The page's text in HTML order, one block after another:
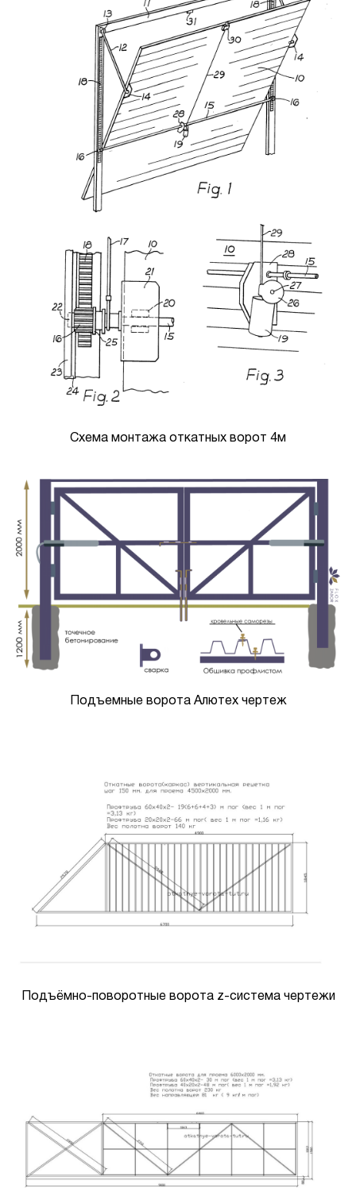
Схема монтажа откатных ворот 4м
Подъемные ворота Алютех чертеж
Подъёмно-поворотные ворота z-система чертежи